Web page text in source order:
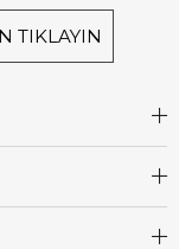
TIKLAYIN